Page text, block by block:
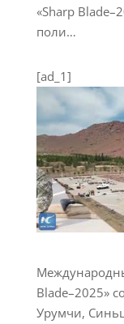
[ad_1]
Blade–2025»
Урумчи,